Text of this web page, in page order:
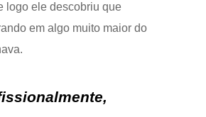
logo ele descobriu que
em algo muito maior do